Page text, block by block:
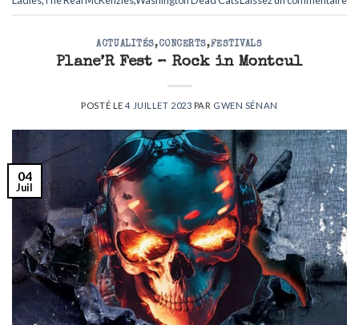
ACTUALITÉS,CONCERTS,FESTIVALS
Plane’R Fest – Rock in Montcul
POSTÉ LE4 JUILLET 2023 PAR GWEN SÉNAN
04
Juil